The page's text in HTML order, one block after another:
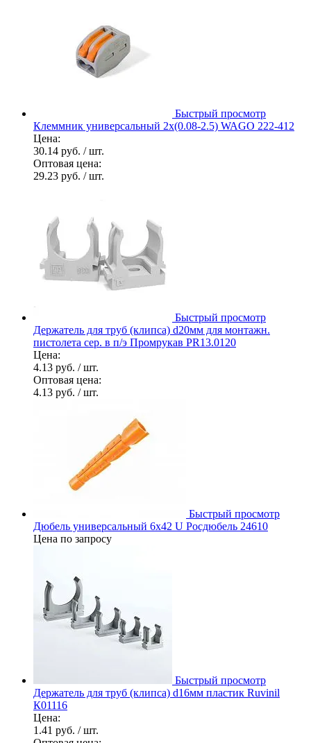
Быстрый просмотр
Клеммник универсальный 2х(0.08-2.5) WAGO 222-412
Цена:
30.14 руб. / шт.
Оптовая цена:
29.23 руб. / шт.
Быстрый просмотр
Держатель для труб (клипса) d20мм для монтажн.
пистолета сер. в п/э Промрукав PR13.0120
Цена:
4.13 руб. / шт.
Оптовая цена:
4.13 руб. / шт.
Быстрый просмотр
Дюбель универсальный 6х42 U Росдюбель 24610
Цена по запросу
Быстрый просмотр
Держатель для труб (клипса) d16мм пластик Ruvinil
К01116
Цена:
1.41 руб. / шт.